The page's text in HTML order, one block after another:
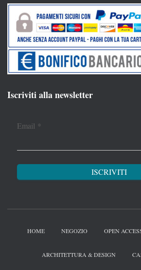
Iscriviti alla newsletter
Email *
HOME NEGOZIO OPEN
ARCHITETTURA & DESIGN